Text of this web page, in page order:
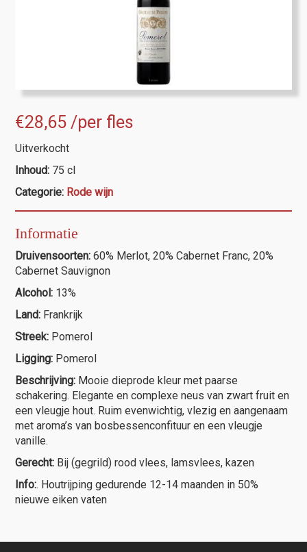
€28,65 /per fles
Uitverkocht
Inhoud: 75 cl
Categorie: Rode wijn
Informatie
Druivensoorten:60% Merlot, 20% Cabernet Franc, 20%
Cabernet Sauvignon
Alcohol: 13%
Land: Frankrijk
Streek: Pomerol
Ligging: Pomerol
Beschrijving: Mooie dieprode kleur met paarse
schakering. Elegante en complexe neus van zwart fruit en
een vleugje hout. Ruim evenwichtig, vlezig en aangenaam
met aroma’s van bosbessenconfituur en een vleugje
vanille.
Gerecht: Bij (gegrild) rood vlees, lamsvlees, kazen
Info:. Houtrijping gedurende 12-14 maanden in 50%
nieuwe eiken vaten